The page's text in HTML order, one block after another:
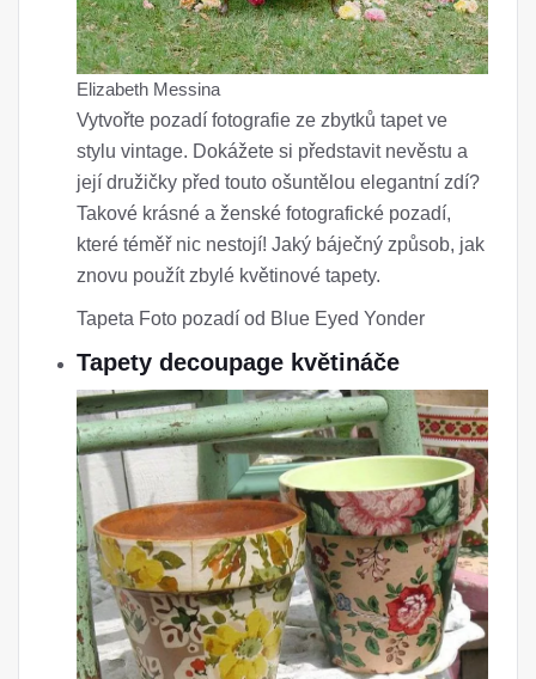
Elizabeth Messina
Vytvořte pozadí fotografie ze zbytků tapet ve
stylu vintage. Dokážete si představit nevěstu a
její družičky před touto ošuntělou elegantní zdí?
Takové krásné a ženské fotografické pozadí,
které téměř nic nestojí! Jaký báječný způsob, jak
znovu použít zbylé květinové tapety.
Tapeta Foto pozadí od Blue Eyed Yonder
Tapety decoupage květináče